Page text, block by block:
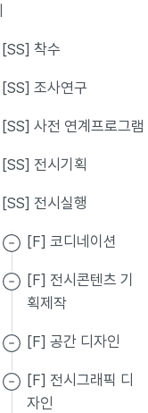
[SS] 착수
[SS] 조사연구
[SS] 사전 연계프로그램
[SS] 전시기획
[SS] 전시실행
[F] 코디네이션
[F] 전시콘텐츠 기
획제작
[F] 공간 디자인
[F] 전시그래픽 디
자인